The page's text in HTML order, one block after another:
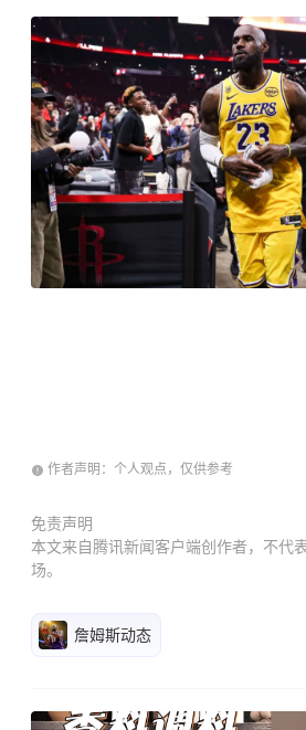
作者声明：个人观点，仅供参考
免责声明
本文来自腾讯新闻客户端创作者，不代
场。
詹姆斯动态